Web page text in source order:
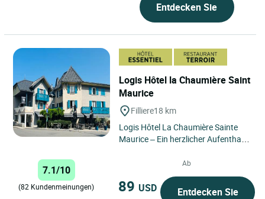
Entdecken Sie
Logis Hôtel la Chaumière Saint
Maurice
Filliere18 km
Logis Hôtel La Chaumière Sainte
Maurice – Ein herzlicher Aufenthalt
authentischem Charme,...
7.1/10
(82 Kundenmeinungen)
Ab
89 USD Entdecken Sie